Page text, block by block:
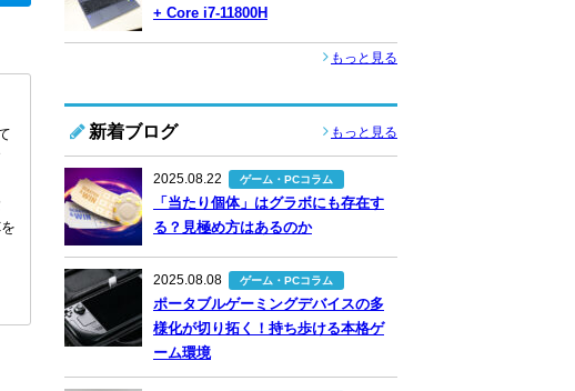
+ Core i7-11800H
もっと見る
新着ブログ もっと見る
2025.08.22 ゲーム・PCコラム
「当たり個体」はグラボにも存在す
る？見極め方はあるのか
2025.08.08 ゲーム・PCコラム
ポータブルゲーミングデバイスの多
様化が切り拓く！持ち歩ける本格ゲ
ーム環境